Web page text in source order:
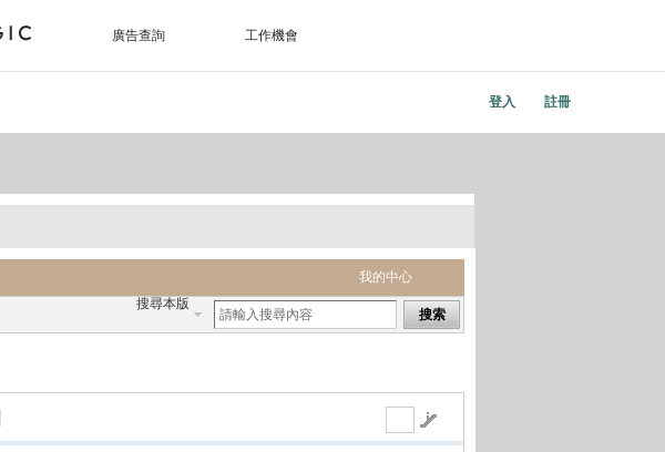
廣告查詢 工作機會
登入 註冊
我的中心
搜尋本版
搜索